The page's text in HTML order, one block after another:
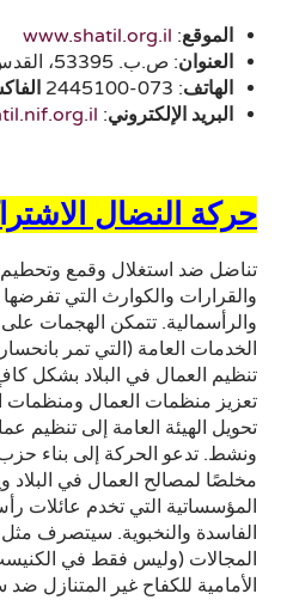
الموقع:
العنوان: ص.ب. 53395، القدس. الرمز البريدي: 91533
الهاتف: 073-2445100
البريد الإلكتروني:
حركة النضال
تناضل ضد استغلال وقمع
والقرارات والكوارث التي
والرأسمالية. تتمكن الهجمات
الخدمات العامة (التي تمر
تنظيم العمال في البلاد بشكل
تعزيز منظمات العمال ومنظمات
تحويل الهيئة العامة إلى تنظيم
ونشط. تدعو الحركة إلى بناء
مخلصًا لمصالح العمال في البلاد
المؤسساتية التي تخدم عائلات
الفاسدة والنخبوية. سيتصرف
المجالات (وليس فقط في
الأمامية للكفاح غير المتنازل